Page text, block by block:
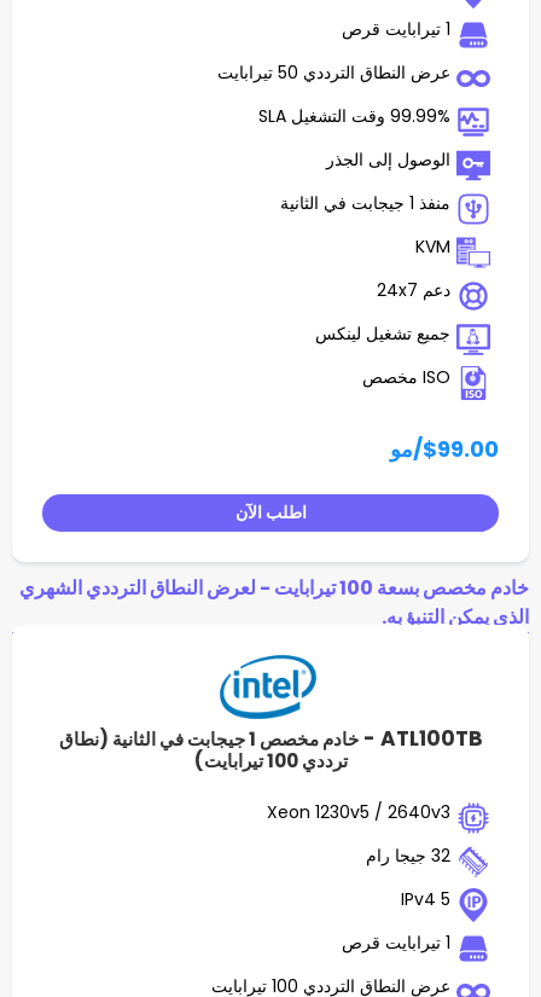
الترددي 50 تيرابايت
إلى الجذر
لينكس
خادم مخصص بسعة 100 تيرابايت - لعرض النطاق الترددي الشهري
به.
خادم مخصص 1 جيجابت في الثانية (نطاق
Xeon 1230v5 /
الترددي 100 تيرابايت